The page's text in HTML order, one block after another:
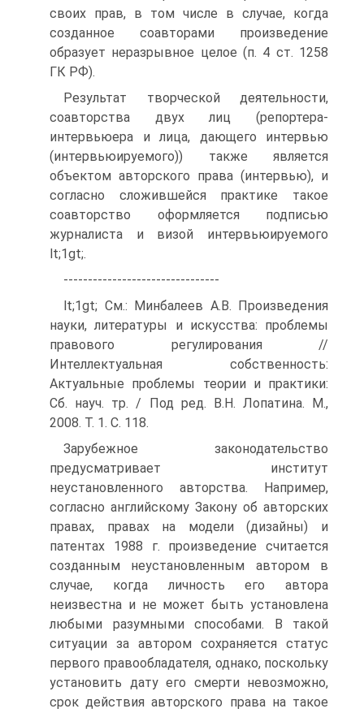
своих прав, в том числе в случае, когда
созданное соавторами произведение
образует неразрывное целое (п. 4 ст. 1258
ГК РФ).
Результат творческой деятельности,
соавторства двух лиц (репортера-
интервьюера и лица, дающего интервью
(интервьюируемого)) также является
объектом авторского права (интервью), и
согласно сложившейся практике такое
соавторство оформляется подписью
журналиста и визой интервьюируемого
lt;1gt;.
--------------------------------
lt;1gt; См.: Минбалеев А.В. Произведения
науки, литературы и искусства: проблемы
правового регулирования //
Интеллектуальная собственность:
Актуальные проблемы теории и практики:
Сб. науч. тр. / Под ред. В.Н. Лопатина. М.,
2008. Т. 1. С. 118.
Зарубежное законодательство
предусматривает институт
неустановленного авторства. Например,
согласно английскому Закону об авторских
правах, правах на модели (дизайны) и
патентах 1988 г. произведение считается
созданным неустановленным автором в
случае, когда личность его автора
неизвестна и не может быть установлена
любыми разумными способами. В такой
ситуации за автором сохраняется статус
первого правообладателя, однако, поскольку
установить дату его смерти невозможно,
срок действия авторского права на такое